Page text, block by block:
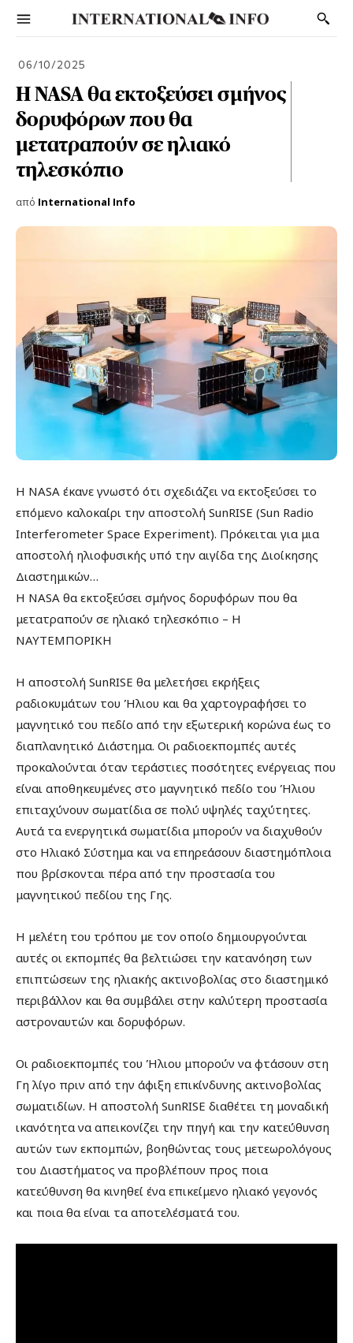
06/10/2025
Η NASA θα εκτοξεύσει σμήνος
δορυφόρων που θα
μετατραπούν σε ηλιακό
τηλεσκόπιο
από International Info
Η NASA έκανε γνωστό ότι σχεδιάζει να εκτοξεύσει το
επόμενο καλοκαίρι την αποστολή SunRISE (Sun Radio
Interferometer Space Experiment). Πρόκειται για μια
αποστολή ηλιοφυσικής υπό την αιγίδα της Διοίκησης
Διαστημικών…
Η NASA θα εκτοξεύσει σμήνος δορυφόρων που θα
μετατραπούν σε ηλιακό τηλεσκόπιο – Η
ΝΑΥΤΕΜΠΟΡΙΚΗ
Η αποστολή SunRISE θα μελετήσει εκρήξεις
ραδιοκυμάτων του Ήλιου και θα χαρτογραφήσει το
μαγνητικό του πεδίο από την εξωτερική κορώνα έως το
διαπλανητικό Διάστημα. Οι ραδιοεκπομπές αυτές
προκαλούνται όταν τεράστιες ποσότητες ενέργειας που
είναι αποθηκευμένες στο μαγνητικό πεδίο του Ήλιου
επιταχύνουν σωματίδια σε πολύ υψηλές ταχύτητες.
Αυτά τα ενεργητικά σωματίδια μπορούν να διαχυθούν
στο Ηλιακό Σύστημα και να επηρεάσουν διαστημόπλοια
που βρίσκονται πέρα από την προστασία του
μαγνητικού πεδίου της Γης.
Η μελέτη του τρόπου με τον οποίο δημιουργούνται
αυτές οι εκπομπές θα βελτιώσει την κατανόηση των
επιπτώσεων της ηλιακής ακτινοβολίας στο διαστημικό
περιβάλλον και θα συμβάλει στην καλύτερη προστασία
αστροναυτών και δορυφόρων.
Οι ραδιοεκπομπές του Ήλιου μπορούν να φτάσουν στη
Γη λίγο πριν από την άφιξη επικίνδυνης ακτινοβολίας
σωματιδίων. Η αποστολή SunRISE διαθέτει τη μοναδική
ικανότητα να απεικονίζει την πηγή και την κατεύθυνση
αυτών των εκπομπών, βοηθώντας τους μετεωρολόγους
του Διαστήματος να προβλέπουν προς ποια
κατεύθυνση θα κινηθεί ένα επικείμενο ηλιακό γεγονός
και ποια θα είναι τα αποτελέσματά του.